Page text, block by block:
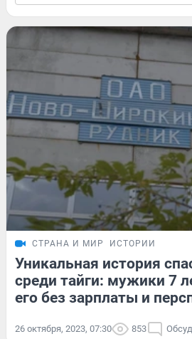
СТРАНА И МИР ИСТОРИИ
Уникальная история
среди тайги: мужики 7
его без зарплаты и
26 октября, 2023, 07:30 853